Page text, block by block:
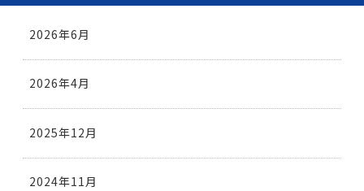
2026年6月
2026年4月
2025年12月
2024年11月